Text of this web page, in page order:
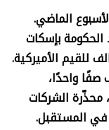
الماضي.
بإسكات
للقيم الأميركية.
واحدًا،
محذّرة الشركات
في المستقبل.